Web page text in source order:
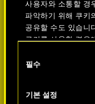
사용자와 소통할 경
파악하기 위해 쿠키
공유할 수도 있습니
쿠키를 사용할 경우
쿠키 사용에 관한
아래의 "Settings"
필수
기본 설정